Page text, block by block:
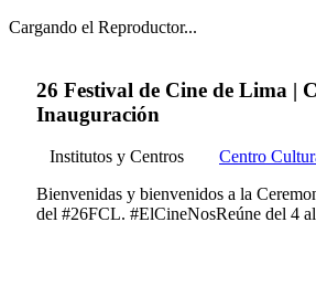
Cargando el Reproductor...
26 Festival de Cine de Lima |
Inauguración
Institutos y Centros
Centro
Bienvenidas y bienvenidos a la
del #26FCL. #ElCineNosReúne del 4